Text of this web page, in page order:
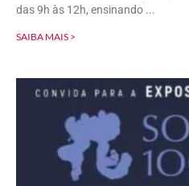
das 9h às 12h, ensinando
SAIBA MAIS >